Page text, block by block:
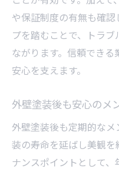
や保証制度の有無も確
プを踏むことで、トラ
ながります。信頼でき
安心を支えます。
外壁塗装後も安心のメ
外壁塗装後も定期的な
装の寿命を延ばし美観
ナンスポイントとして